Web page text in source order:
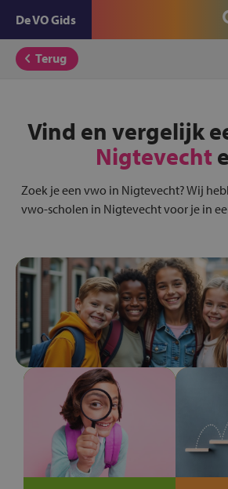
De VO Gids
Terug
Vind en vergelijk
Nigtevecht
Zoek je een vwo in Nigtevecht? Wij
vwo-scholen in Nigtevecht voor je in